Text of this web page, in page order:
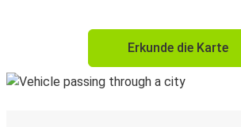
Erkunde die Karte